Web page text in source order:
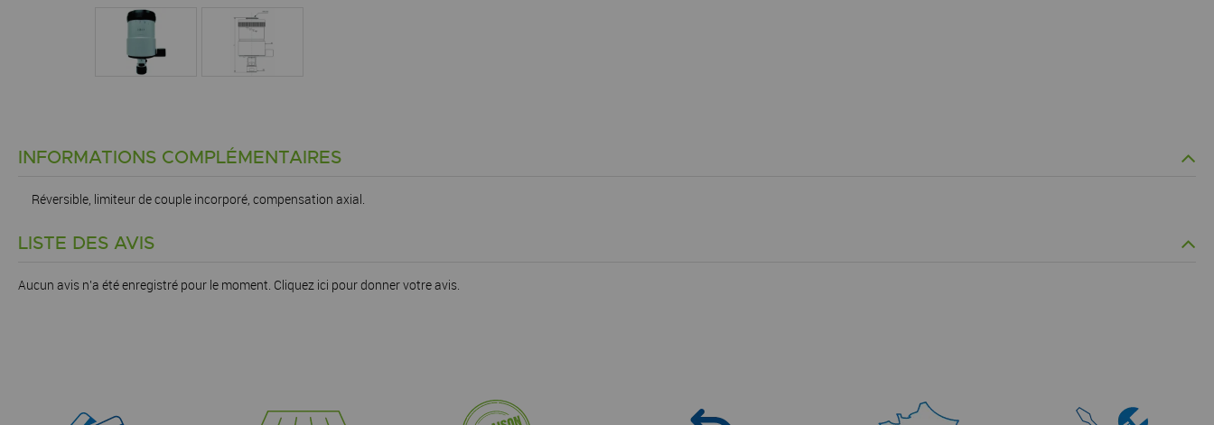
INFORMATIONS COMPLÉMENTAIRES
Réversible, limiteur de couple incorporé, compensation axial.
LISTE DES AVIS
Aucun avis n'a été enregistré pour le moment. Cliquez ici pour donner votre avis.